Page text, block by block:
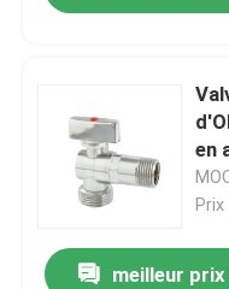
en
meilleur prix